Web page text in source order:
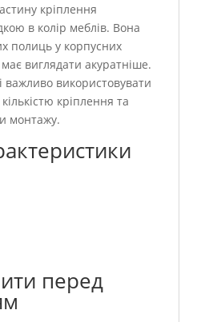
кріплення
в колір меблів. Вона
полиць у корпусних
виглядати акуратніше.
важливо використовувати
кріплення та
монтажу.
перед